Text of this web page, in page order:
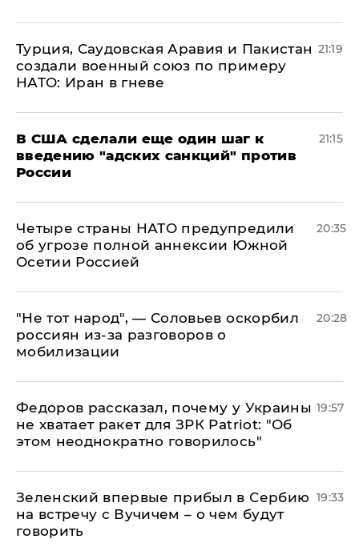
Турция, Саудовская Аравия и Пакистан
создали военный союз по примеру
НАТО: Иран в гневе
21:19
В США сделали еще один шаг к
введению "адских санкций" против
России
21:15
Четыре страны НАТО предупредили
об угрозе полной аннексии Южной
Осетии Россией
20:35
​"Не тот народ", — Соловьев оскорбил
россиян из-за разговоров о
мобилизации
20:28
Федоров рассказал, почему у Украины
не хватает ракет для ЗРК Patriot: "Об
этом неоднократно говорилось"
19:57
Зеленский впервые прибыл в Сербию
на встречу с Вучичем – о чем будут
говорить
19:33